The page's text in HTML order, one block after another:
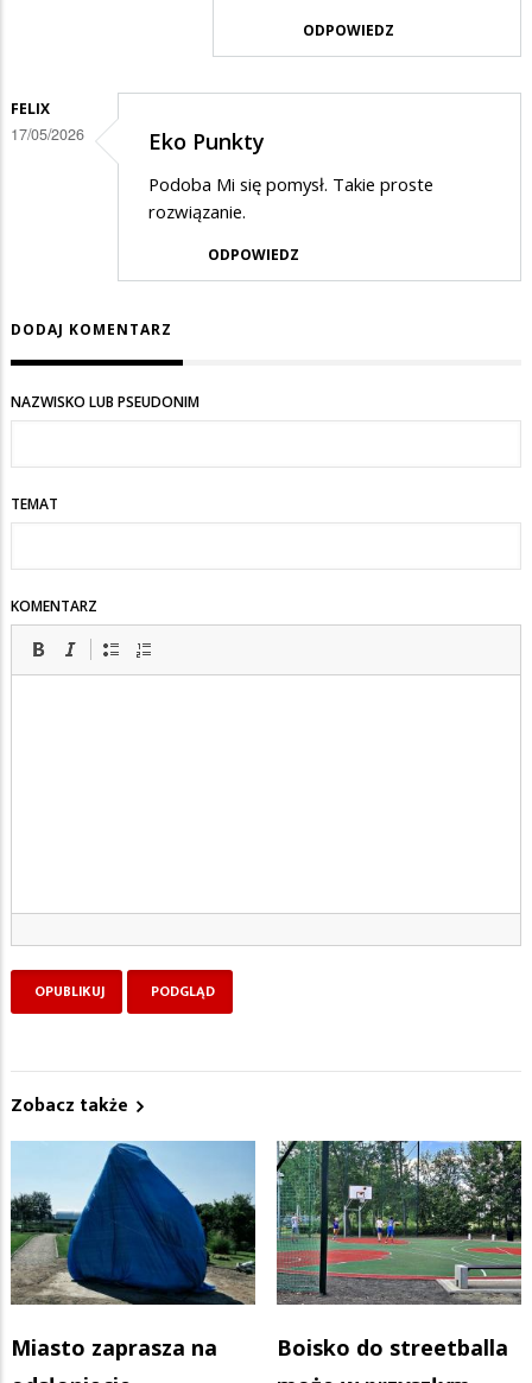
ODPOWIEDZ
FELIX
17/05/2026 Eko Punkty
Podoba Mi się pomysł. Takie proste
rozwiązanie.
ODPOWIEDZ
DODAJ KOMENTARZ
NAZWISKO LUB PSEUDONIM
TEMAT
KOMENTARZ
Zobacz także
Miasto zaprasza na
Boisko do streetballa